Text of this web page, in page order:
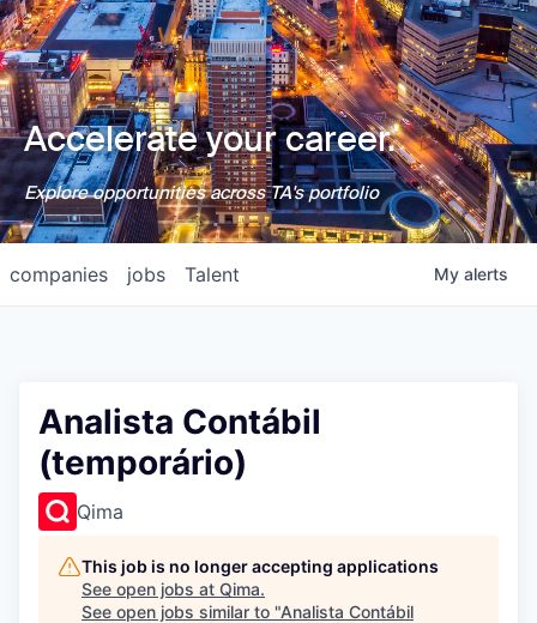
Accelerate your career.
Explore opportunities across TA's portfolio
jobs
companies Talent My alerts
Analista Contábil
(temporário)
Qima
This job is no longer accepting applications
See open jobs at Qima.
See open jobs similar to "Analista Contábil